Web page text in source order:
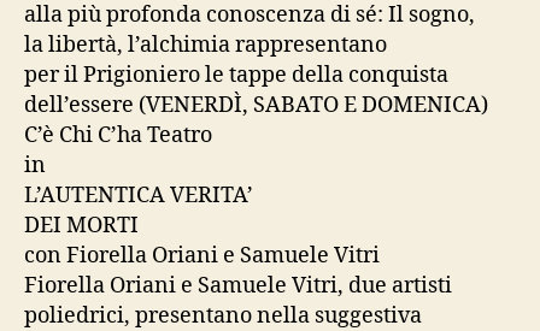
alla più profonda conoscenza di sé: Il sogno,
la libertà, l’alchimia rappresentano
per il Prigioniero le tappe della conquista
dell’essere (VENERDÌ, SABATO E DOMENICA)
C’è Chi C’ha Teatro
in
L’AUTENTICA VERITA’
DEI MORTI
con Fiorella Oriani e Samuele Vitri
Fiorella Oriani e Samuele Vitri, due artisti
poliedrici, presentano nella suggestiva